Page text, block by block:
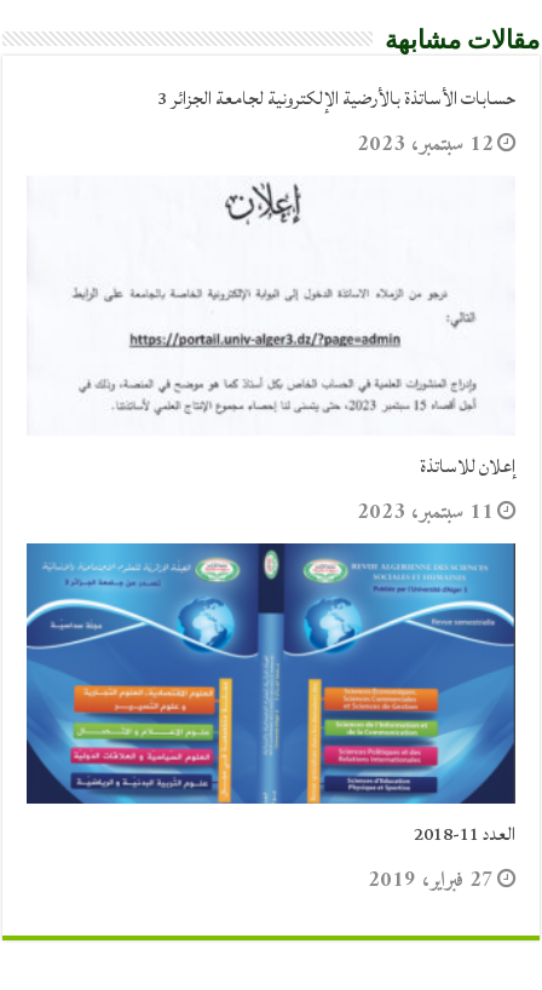
مقالات مشابهة
حسابات الأساتذة بالأرضية الإلكترونية لجامعة الجزائر 3
12 سبتمبر، 2023
إعلان للاساتذة
11 سبتمبر، 2023
العدد 11-2018
27 فبراير، 2019